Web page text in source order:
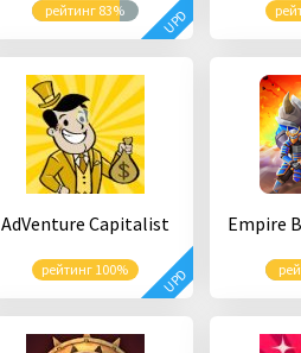
рейтинг 83% UPD
AdVenture Capitalist
рейтинг 100% UPD